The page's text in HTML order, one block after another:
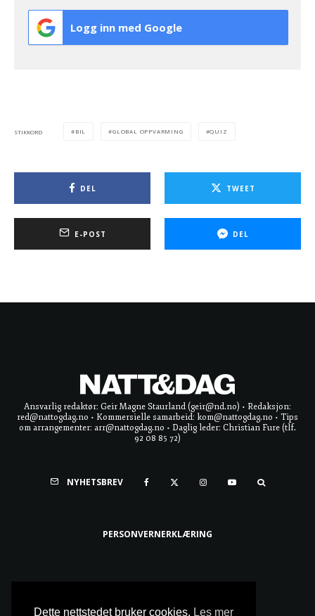
Logg inn med Google
STIKKORD BIL GLOBAL OPPVARMING QUIZ
DEL TWEET
E-POST DEL
Ansvarlig redaktør: Geir Magne Staurland (geir@nd.no) • Redaksjon:
red@nattogdag.no • Kommersielle samarbeid: kom@nattogdag.no • Tips
om arrangementer: arr@nattogdag.no • Daglig leder: Christian Fure (tlf.
92 08 85 72)
NYHETSBREV
PERSONVERNERKLÆRING
Dette nettstedet bruker cookies. Les mer